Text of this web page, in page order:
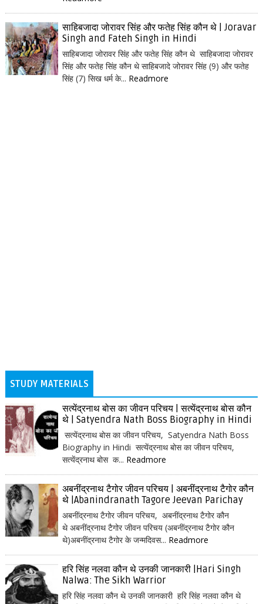
साहिबजादा जोरावर सिंह और फतेह सिंह कौन थे | Joravar
Singh and Fateh Singh in Hindi
साहिबजादा जोरावर सिंह और फतेह सिंह कौन थे साहिबजादा जोरावर
सिंह और फतेह सिंह कौन थे साहिबजादे जोरावर सिंह (9) और फतेह
सिंह (7) सिख धर्म के... Readmore
STUDY MATERIALS
सत्येंद्रनाथ बोस का जीवन परिचय | सत्येंद्रनाथ बोस कौन
थे | Satyendra Nath Boss Biography in Hindi
सत्येंद्रनाथ बोस का जीवन परिचय, Satyendra Nath Boss
Biography in Hindi सत्येंद्रनाथ बोस का जीवन परिचय,
सत्येंद्रनाथ बोस क... Readmore
अबनींद्रनाथ टैगोर जीवन परिचय | अबनींद्रनाथ टैगोर कौन
थे |Abanindranath Tagore Jeevan Parichay
अबनींद्रनाथ टैगोर जीवन परिचय, अबनींद्रनाथ टैगोर कौन
थे अबनींद्रनाथ टैगोर जीवन परिचय (अबनींद्रनाथ टैगोर कौन
थे)अबनींद्रनाथ टैगोर के जन्मदिवस... Readmore
हरि सिंह नलवा कौन थे उनकी जानकारी |Hari Singh
Nalwa: The Sikh Warrior
हरि सिंह नलवा कौन थे उनकी जानकारी हरि सिंह नलवा कौन थे